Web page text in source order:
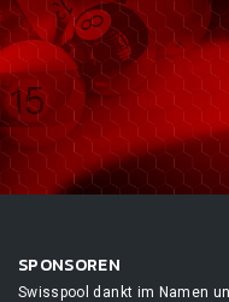
SPONSOREN
Swisspool dankt im Namen